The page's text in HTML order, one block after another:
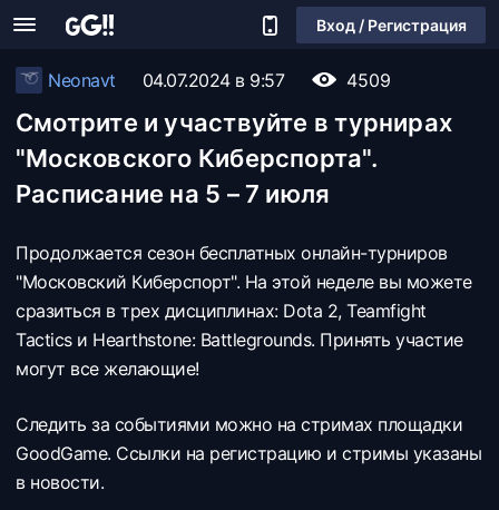
Вход / Регистрация
Neonavt 04.07.2024 в 9:57 4509
Смотрите и участвуйте в турнирах
"Московского Киберспорта".
Расписание на 5 – 7 июля
Продолжается сезон бесплатных онлайн-турниров
"Московский Киберспорт". На этой неделе вы можете
сразиться в трех дисциплинах: Dota 2, Teamfight
Tactics и Hearthstone: Battlegrounds. Принять участие
могут все желающие!
Следить за событиями можно на стримах площадки
GoodGame. Ссылки на регистрацию и стримы указаны
в новости.